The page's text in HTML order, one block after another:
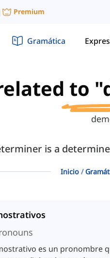
Premium
Gramática
to
is a
Inicio
es un pronombre